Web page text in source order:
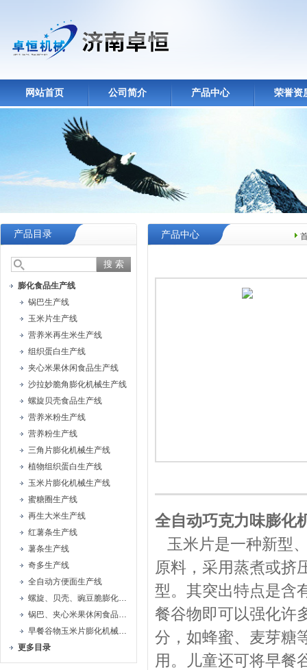
网站首页 公司简介 产品中心 荣誉资
产品目录
膨化食品生产线
锅巴生产线
玉米片生产线
营养米再生米生产线
组织蛋白生产线
夹心米果休闲食品生产线
沙拉妙脆角膨化机械生产线
螺旋贝壳食品生产线
营养米粉生产线
营养粉生产线
三角片膨化机械生产线
植物组织蛋白生产线
玉米片膨化机械生产线
蜜糖圈生产线
再生大米生产线
红薯条生产线
薯条生产线
奇多生产线
全自动方便面生产线
螺旋、贝壳、豌豆脆膨化机械设备生产线
锅巴、夹心米果休闲食品生产线
早餐谷物玉米片膨化机械生产线
更多目录
产品中心
全自动巧克力味膨化
玉米片是一种新型
原料，采用蒸煮或挤
型。其突出特点是含
餐谷物即可以强化许
分，如蜂蜜、麦芽糖
用。儿童还可将早餐